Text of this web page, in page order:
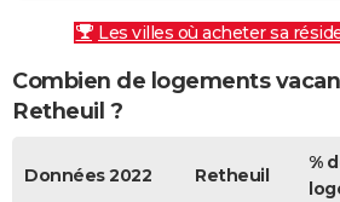
Les villes où acheter sa
Combien de logements
Retheuil ?
Données 2022 Retheuil
%